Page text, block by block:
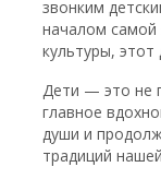
звонким
началом самой
культуры,
Дети — это не
главное
души и
традиций